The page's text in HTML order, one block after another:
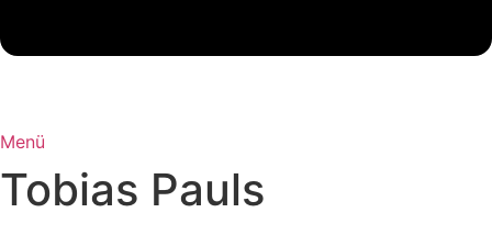
Menü
Tobias Pauls